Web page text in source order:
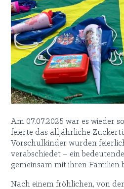
Am 07.07.2025 war es wieder
feierte das alljährliche
Vorschulkinder wurden
verabschiedet – ein
gemeinsam mit ihren Familien
Nach einem fröhlichen, von